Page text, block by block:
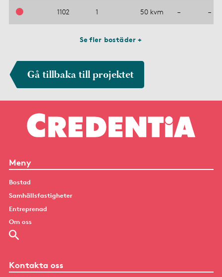
1102 1 50 kvm – –
Se fler bostäder +
Gå tillbaka till projektet
Meny
Bostad
Samhällsfastigheter
Entreprenad
Om oss
Kontakta oss